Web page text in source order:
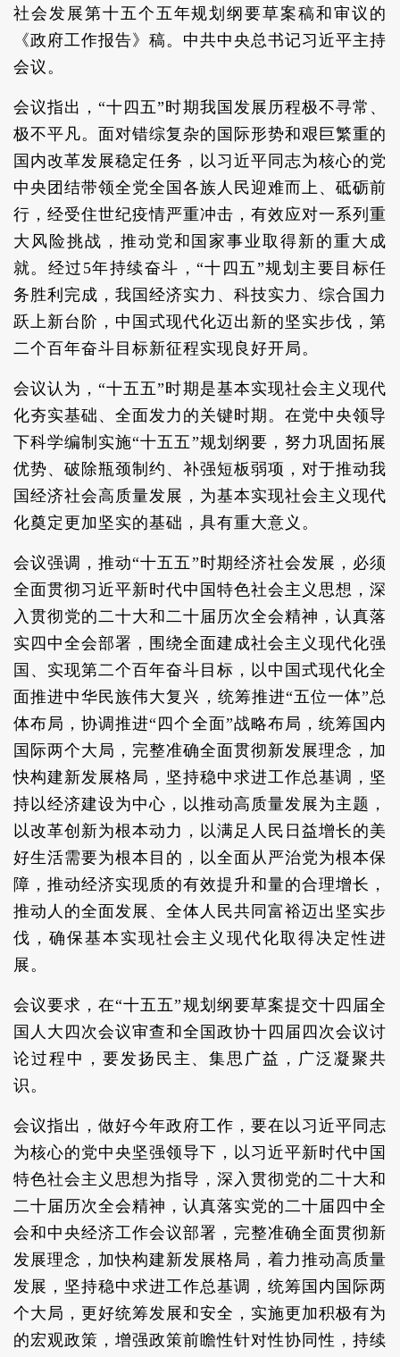
社会发展第十五个五年规划纲要草案稿和审议的
《政府工作报告》稿。中共中央总书记习近平主持
会议。
会议指出，“十四五”时期我国发展历程极不寻常、
极不平凡。面对错综复杂的国际形势和艰巨繁重的
国内改革发展稳定任务，以习近平同志为核心的党
中央团结带领全党全国各族人民迎难而上、砥砺前
行，经受住世纪疫情严重冲击，有效应对一系列重
大风险挑战，推动党和国家事业取得新的重大成
就。经过5年持续奋斗，“十四五”规划主要目标任
务胜利完成，我国经济实力、科技实力、综合国力
跃上新台阶，中国式现代化迈出新的坚实步伐，第
二个百年奋斗目标新征程实现良好开局。
会议认为，“十五五”时期是基本实现社会主义现代
化夯实基础、全面发力的关键时期。在党中央领导
下科学编制实施“十五五”规划纲要，努力巩固拓展
优势、破除瓶颈制约、补强短板弱项，对于推动我
国经济社会高质量发展，为基本实现社会主义现代
化奠定更加坚实的基础，具有重大意义。
会议强调，推动“十五五”时期经济社会发展，必须
全面贯彻习近平新时代中国特色社会主义思想，深
入贯彻党的二十大和二十届历次全会精神，认真落
实四中全会部署，围绕全面建成社会主义现代化强
国、实现第二个百年奋斗目标，以中国式现代化全
面推进中华民族伟大复兴，统筹推进“五位一体”总
体布局，协调推进“四个全面”战略布局，统筹国内
国际两个大局，完整准确全面贯彻新发展理念，加
快构建新发展格局，坚持稳中求进工作总基调，坚
持以经济建设为中心，以推动高质量发展为主题，
以改革创新为根本动力，以满足人民日益增长的美
好生活需要为根本目的，以全面从严治党为根本保
障，推动经济实现质的有效提升和量的合理增长，
推动人的全面发展、全体人民共同富裕迈出坚实步
伐，确保基本实现社会主义现代化取得决定性进
展。
会议要求，在“十五五”规划纲要草案提交十四届全
国人大四次会议审查和全国政协十四届四次会议讨
论过程中，要发扬民主、集思广益，广泛凝聚共
识。
会议指出，做好今年政府工作，要在以习近平同志
为核心的党中央坚强领导下，以习近平新时代中国
特色社会主义思想为指导，深入贯彻党的二十大和
二十届历次全会精神，认真落实党的二十届四中全
会和中央经济工作会议部署，完整准确全面贯彻新
发展理念，加快构建新发展格局，着力推动高质量
发展，坚持稳中求进工作总基调，统筹国内国际两
个大局，更好统筹发展和安全，实施更加积极有为
的宏观政策，增强政策前瞻性针对性协同性，持续